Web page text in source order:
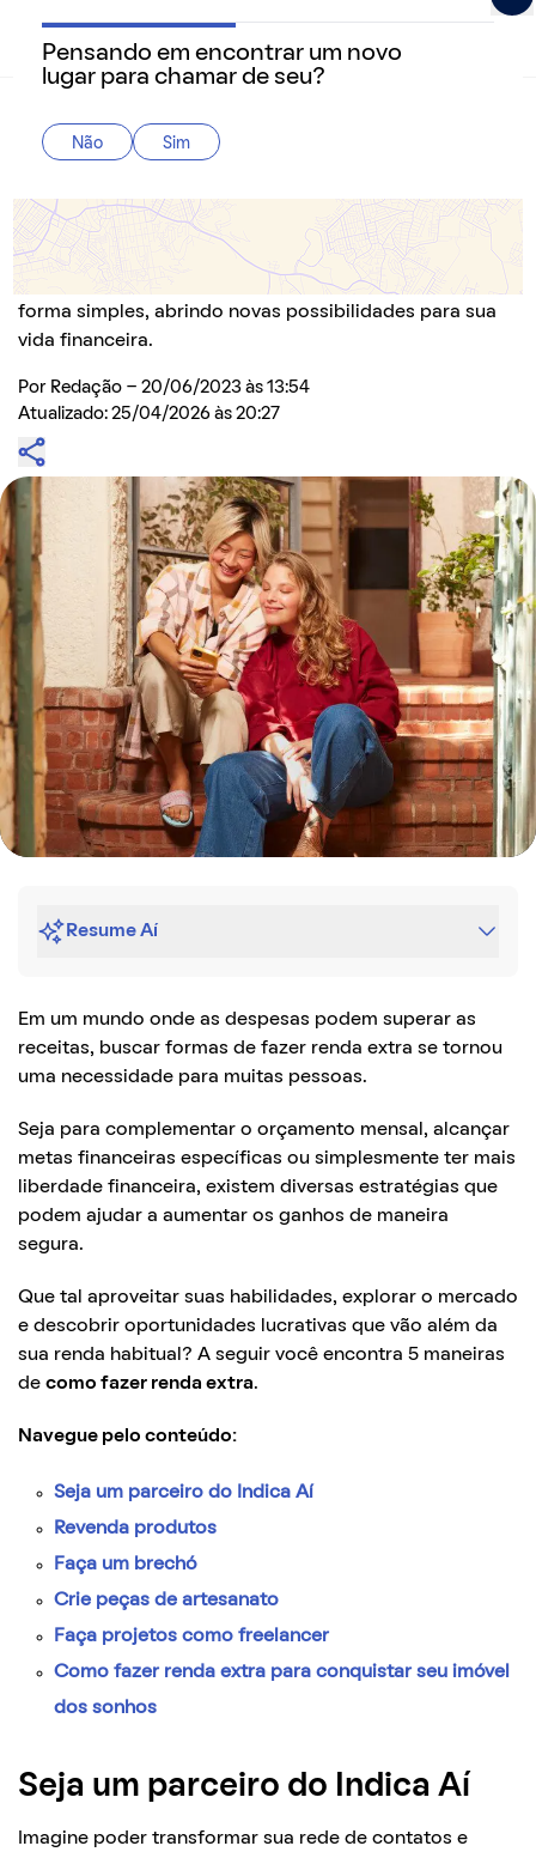
QuintoAndar Guias - Inspiração e tudo o que você
5 Dicas eficientes de como fazer renda extra:
Aumente seus ganhos financeiros com
segurança
Aprenda passo a passo como fazer renda extra de
forma simples, abrindo novas possibilidades para sua
vida financeira.
Por Redação - 20/06/2023 às 13:54
Atualizado: 25/04/2026 às 20:27
Resume Aí
Em um mundo onde as despesas podem superar as
receitas, buscar formas de fazer renda extra se tornou
uma necessidade para muitas pessoas.
Seja para complementar o orçamento mensal, alcançar
metas financeiras específicas ou simplesmente ter mais
liberdade financeira, existem diversas estratégias que
podem ajudar a aumentar os ganhos de maneira
segura.
Que tal aproveitar suas habilidades, explorar o mercado
e descobrir oportunidades lucrativas que vão além da
sua renda habitual? A seguir você encontra 5 maneiras
de como fazer renda extra.
Navegue pelo conteúdo:
Seja um parceiro do Indica Aí
Revenda produtos
Faça um brechó
Crie peças de artesanato
Faça projetos como freelancer
Como fazer renda extra para conquistar seu imóvel
dos sonhos
Seja um parceiro do Indica Aí
Imagine poder transformar sua rede de contatos e
Pensando em encontrar um novo
lugar para chamar de seu?
Não Sim